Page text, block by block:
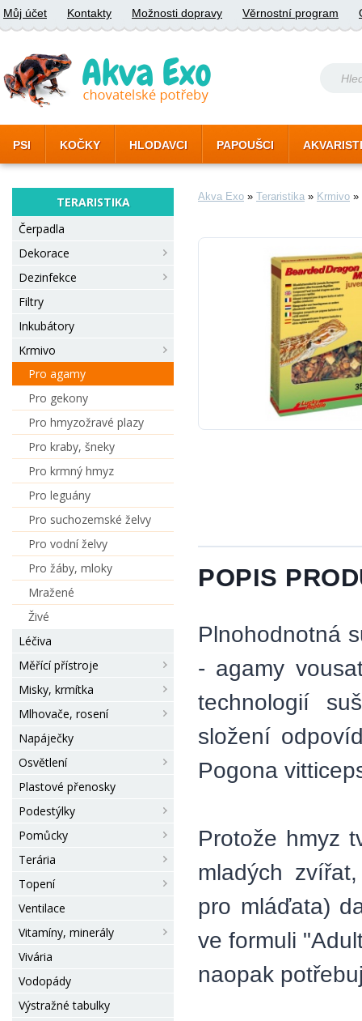
Můj účet Kontakty Možnosti dopravy Věrnostní program
PSI KOČKY HLODAVCI PAPOUŠCI
TERARISTIKA
Čerpadla
Dekorace
Dezinfekce
Filtry
Inkubátory
Krmivo
Pro agamy
Pro gekony
Pro hmyzožravé plazy
Pro kraby, šneky
Pro krmný hmyz
Pro leguány
Pro suchozemské želvy
Pro vodní želvy
Pro žáby, mloky
Mražené
Živé
Léčiva
Měřící přístroje
Misky, krmítka
Mlhovače, rosení
Napáječky
Osvětlení
Plastové přenosky
Podestýlky
Pomůcky
Terária
Topení
Ventilace
Vitamíny, minerály
Vivária
Vodopády
Výstražné tabulky
Akva Exo » Teraristika » Krmivo »
POPIS
Plnohodnotná
- agamy
technologií
složení
Pogona
Protože hmyz
mladých
pro mláďata)
ve formuli
naopak